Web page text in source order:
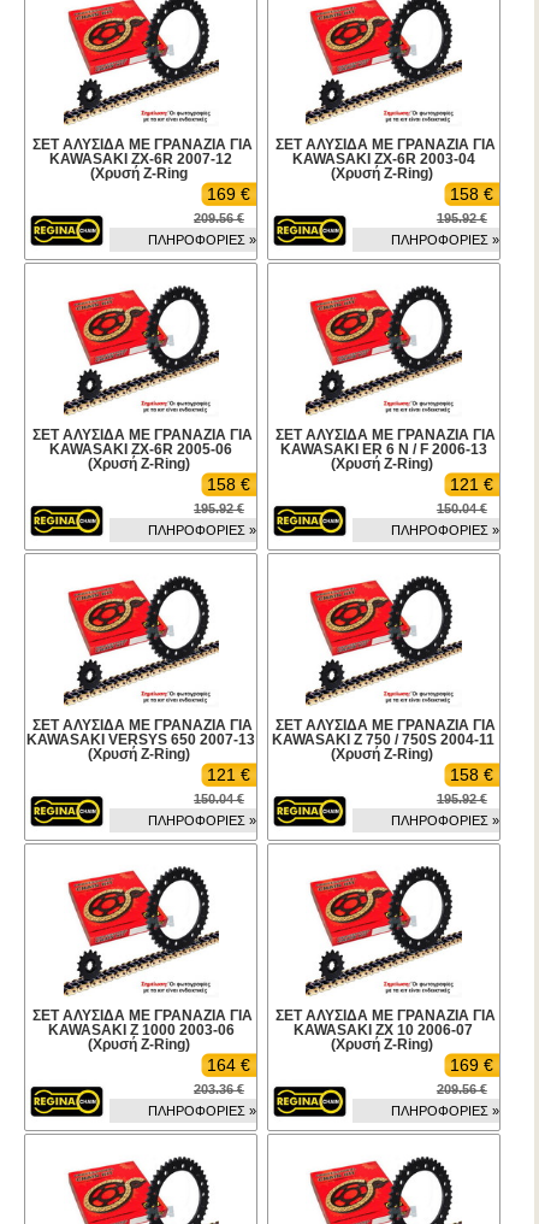
ΣΕΤ ΑΛΥΣΙΔΑ ΜΕ ΓΡΑΝΑΖΙΑ ΓΙΑ
KAWASAKI ZX-6R 2007-12
(Χρυσή Z-Ring
169 €
209.56 €
ΠΛΗΡΟΦΟΡΙΕΣ »
ΣΕΤ ΑΛΥΣΙΔΑ ΜΕ ΓΡΑΝΑΖΙΑ ΓΙΑ
KAWASAKI ZX-6R 2003-04
(Χρυσή Z-Ring)
158 €
195.92 €
ΠΛΗΡΟΦΟΡΙΕΣ »
ΣΕΤ ΑΛΥΣΙΔΑ ΜΕ ΓΡΑΝΑΖΙΑ ΓΙΑ
KAWASAKI ZX-6R 2005-06
(Χρυσή Z-Ring)
158 €
195.92 €
ΠΛΗΡΟΦΟΡΙΕΣ »
ΣΕΤ ΑΛΥΣΙΔΑ ΜΕ ΓΡΑΝΑΖΙΑ ΓΙΑ
KAWASAKI ER 6 N / F 2006-13
(Χρυσή Z-Ring)
121 €
150.04 €
ΠΛΗΡΟΦΟΡΙΕΣ »
ΣΕΤ ΑΛΥΣΙΔΑ ΜΕ ΓΡΑΝΑΖΙΑ ΓΙΑ
KAWASAKI VERSYS 650 2007-13
(Χρυσή Z-Ring)
121 €
150.04 €
ΠΛΗΡΟΦΟΡΙΕΣ »
ΣΕΤ ΑΛΥΣΙΔΑ ΜΕ ΓΡΑΝΑΖΙΑ ΓΙΑ
KAWASAKI Z 750 / 750S 2004-11
(Χρυσή Z-Ring)
158 €
195.92 €
ΠΛΗΡΟΦΟΡΙΕΣ »
ΣΕΤ ΑΛΥΣΙΔΑ ΜΕ ΓΡΑΝΑΖΙΑ ΓΙΑ
KAWASAKI Z 1000 2003-06
(Χρυσή Z-Ring)
164 €
203.36 €
ΠΛΗΡΟΦΟΡΙΕΣ »
ΣΕΤ ΑΛΥΣΙΔΑ ΜΕ ΓΡΑΝΑΖΙΑ ΓΙΑ
KAWASAKI ZX 10 2006-07
(Χρυσή Z-Ring)
169 €
209.56 €
ΠΛΗΡΟΦΟΡΙΕΣ »